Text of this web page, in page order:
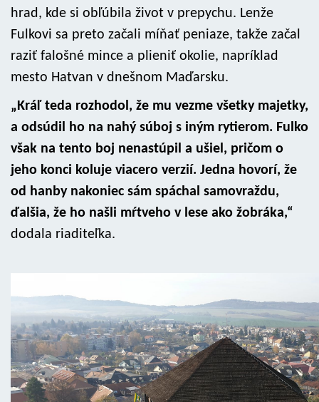
hrad, kde si obľúbila život v prepychu. Lenže
Fulkovi sa preto začali míňať peniaze, takže začal
raziť falošné mince a plieniť okolie, napríklad
mesto Hatvan v dnešnom Maďarsku.
„Kráľ teda rozhodol, že mu vezme všetky majetky,
a odsúdil ho na nahý súboj s iným rytierom. Fulko
však na tento boj nenastúpil a ušiel, pričom o
jeho konci koluje viacero verzií. Jedna hovorí, že
od hanby nakoniec sám spáchal samovraždu,
ďalšia, že ho našli mŕtveho v lese ako žobráka,“
dodala riaditeľka.